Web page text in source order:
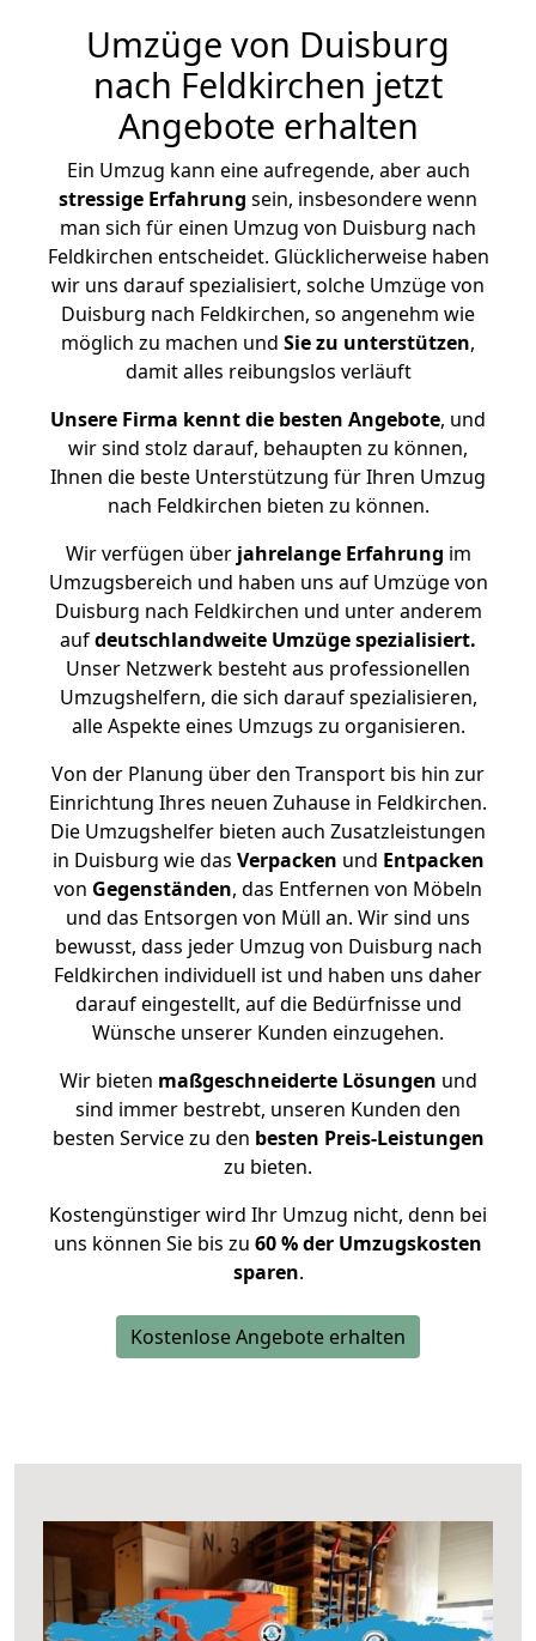
Umzüge von Duisburg
nach Feldkirchen jetzt
Angebote erhalten
Ein Umzug kann eine aufregende, aber auch
stressige Erfahrung sein, insbesondere wenn
man sich für einen Umzug von Duisburg nach
Feldkirchen entscheidet. Glücklicherweise haben
wir uns darauf spezialisiert, solche Umzüge von
Duisburg nach Feldkirchen, so angenehm wie
möglich zu machen und Sie zu unterstützen,
damit alles reibungslos verläuft
Unsere Firma kennt die besten Angebote, und
wir sind stolz darauf, behaupten zu können,
Ihnen die beste Unterstützung für Ihren Umzug
nach Feldkirchen bieten zu können.
Wir verfügen überjahrelange Erfahrung im
Umzugsbereich und haben uns auf Umzüge von
Duisburg nach Feldkirchen und unter anderem
aufdeutschlandweite Umzüge spezialisiert.
Unser Netzwerk besteht aus professionellen
Umzugshelfern, die sich darauf spezialisieren,
alle Aspekte eines Umzugs zu organisieren.
Von der Planung über den Transport bis hin zur
Einrichtung Ihres neuen Zuhause in Feldkirchen.
Die Umzugshelfer bieten auch Zusatzleistungen
in Duisburg wie das Verpacken und Entpacken
von Gegenständen, das Entfernen von Möbeln
und das Entsorgen von Müll an. Wir sind uns
bewusst, dass jeder Umzug von Duisburg nach
Feldkirchen individuell ist und haben uns daher
darauf eingestellt, auf die Bedürfnisse und
Wünsche unserer Kunden einzugehen.
Wir bieten maßgeschneiderte Lösungen und
sind immer bestrebt, unseren Kunden den
besten Service zu den besten Preis-Leistungen
zu bieten.
Kostengünstiger wird Ihr Umzug nicht, denn bei
uns können Sie bis zu 60 % der Umzugskosten
sparen.
Kostenlose Angebote erhalten